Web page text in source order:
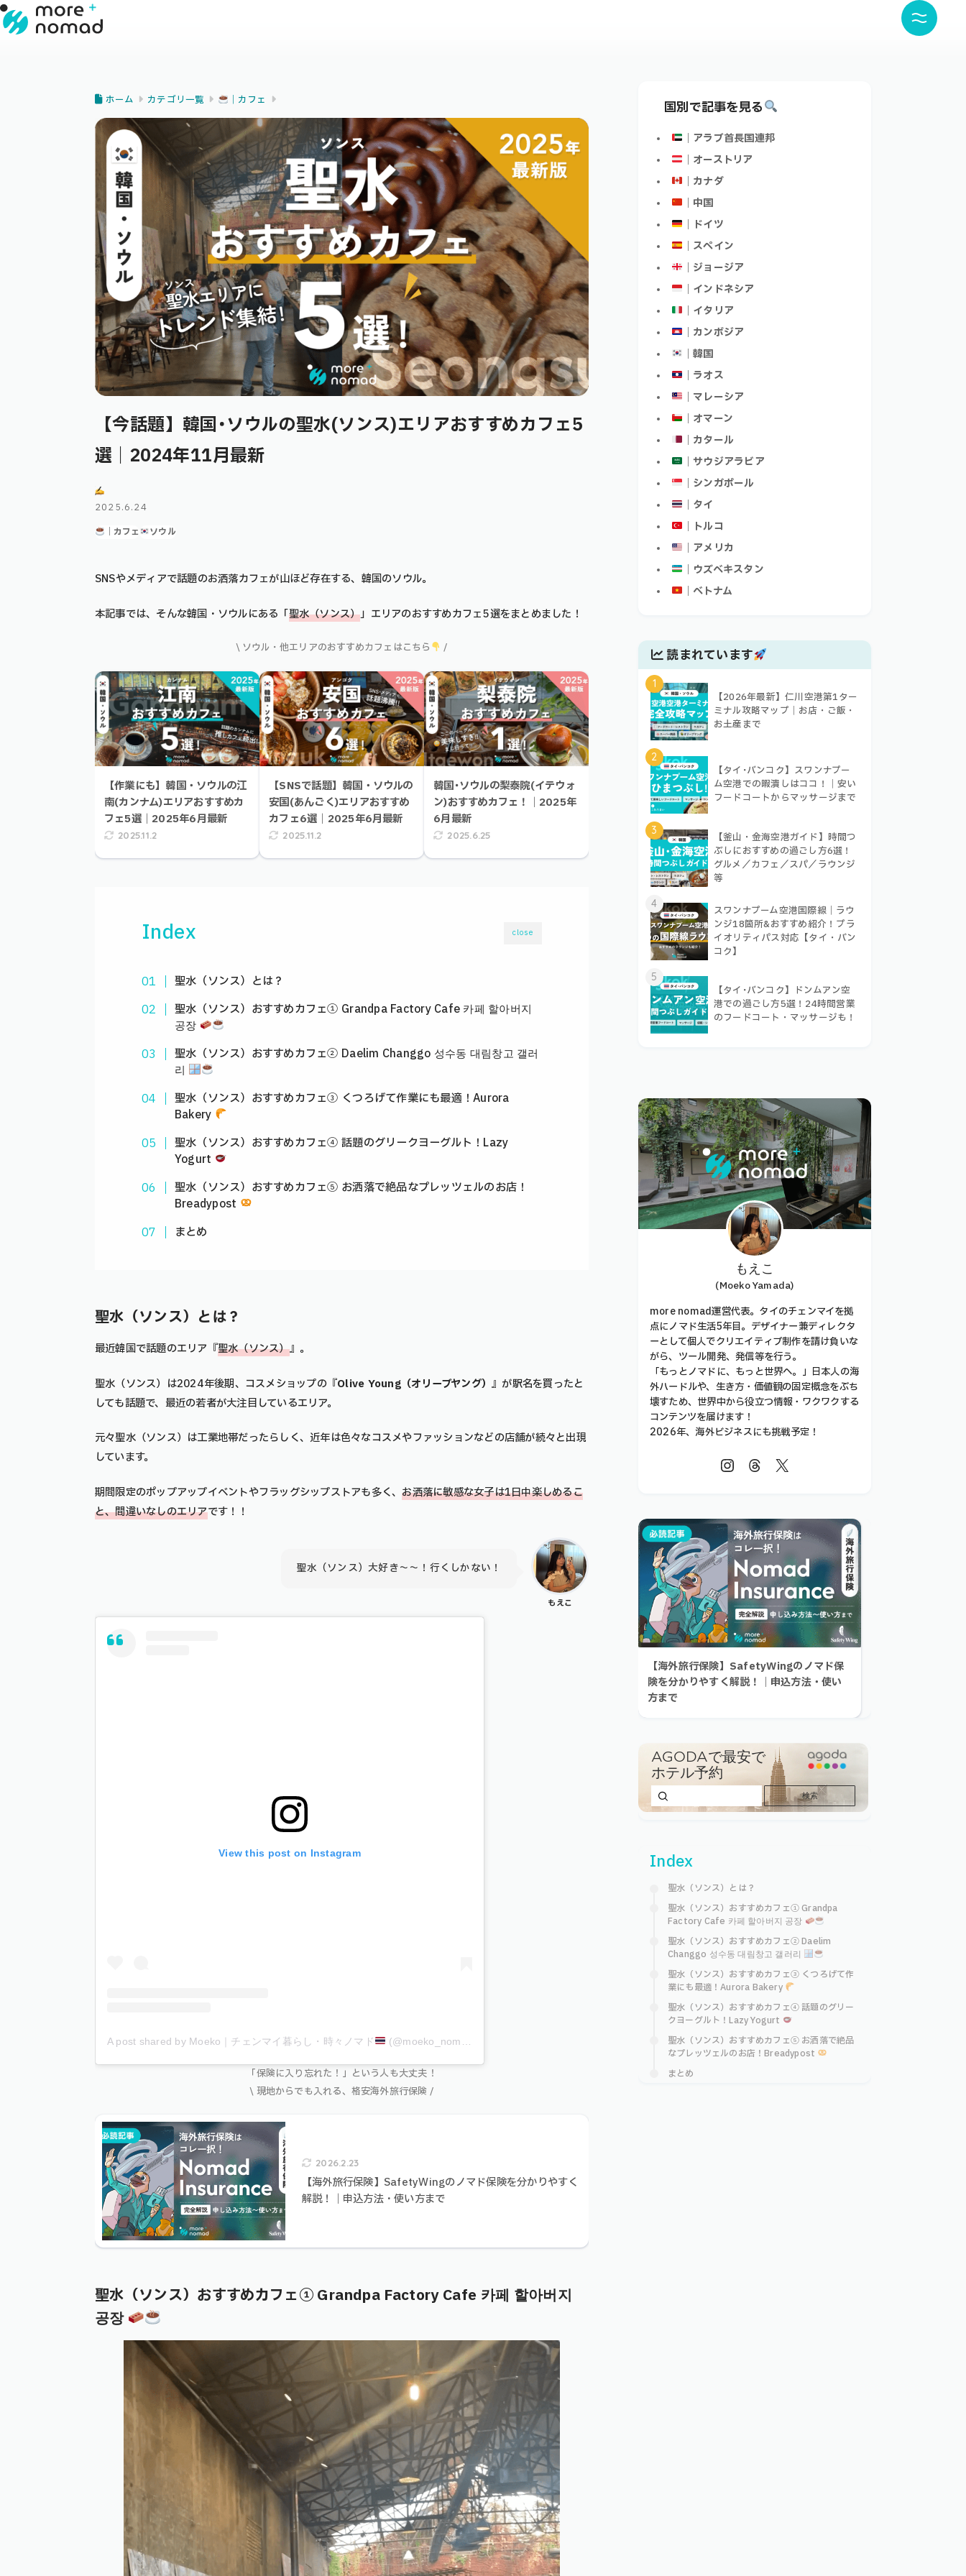
ホーム カテゴリ一覧 ｜カフェ
【今話題】韓国･ソウルの聖水(ソンス)エリアおすすめカフェ5
選｜2024年11月最新
2025.6.24
｜カフェ
ソウル
SNSやメディアで話題のお洒落カフェが山ほど存在する、韓国のソウル。
本記事では、そんな韓国・ソウルにある「聖水（ソンス）」エリアのおすすめカフェ5選をまとめました！
\ ソウル・他エリアのおすすめカフェはこちら /
【作業にも】韓国・ソウルの江
南(カンナム)エリアおすすめカ
フェ5選｜2025年6月最新
2025.11.2
【SNSで話題】韓国・ソウルの
安国(あんごく)エリアおすすめ
カフェ6選｜2025年6月最新
2025.11.2
韓国･ソウルの梨泰院(イテウォ
ン)おすすめカフェ！｜2025年
6月最新
2025.6.25
close
Index
聖水（ソンス）とは？
聖水（ソンス）おすすめカフェ① Grandpa Factory Cafe 카페 할아버지
공장
聖水（ソンス）おすすめカフェ② Daelim Changgo 성수동 대림창고 갤러
리
聖水（ソンス）おすすめカフェ③ くつろげて作業にも最適！Aurora
Bakery
聖水（ソンス）おすすめカフェ④ 話題のグリークヨーグルト！Lazy
Yogurt
聖水（ソンス）おすすめカフェ⑤ お洒落で絶品なプレッツェルのお店！
Breadypost
まとめ
聖水（ソンス）とは？
最近韓国で話題のエリア『聖水（ソンス）』。
聖水（ソンス） は2024年後期、コスメショップの『Olive Young（オリーブヤング）』が駅名を買ったと
しても話題で、最近の若者が大注目しているエリア。
元々聖水（ソンス）は工業地帯だったらしく、近年は色々なコスメやファッションなどの店舗が続々と出現
しています。
期間限定のポップアップイベントやフラッグシップストアも多く、お洒落に敏感な女子は1日中楽しめるこ
と、間違いなしのエリアです！！
もえこ
聖水（ソンス）大好き〜〜！行くしかない！
View this post on Instagram
A post shared by Moeko｜チェンマイ暮らし・時々ノマド (@moeko_nomad)
「保険に入り忘れた！」という人も大丈夫！
\ 現地からでも入れる、格安海外旅行保険 /
2026.2.23
【海外旅行保険】SafetyWingのノマド保険を分かりやすく
解説！｜申込方法・使い方まで
聖水（ソンス）おすすめカフェ① Grandpa Factory Cafe 카페 할아버지
공장
国別で記事を見る
｜アラブ首長国連邦
｜オーストリア
｜カナダ
｜中国
｜ドイツ
｜スペイン
｜ジョージア
｜インドネシア
｜イタリア
｜カンボジア
｜韓国
｜ラオス
｜マレーシア
｜オマーン
｜カタール
｜サウジアラビア
｜シンガポール
｜タイ
｜トルコ
｜アメリカ
｜ウズベキスタン
｜ベトナム
読まれています
1
【2026年最新】仁川空港第1ター
ミナル攻略マップ｜お店・ご飯・
お土産まで
2
【タイ･バンコク】スワンナプー
ム空港での暇潰しはココ！｜安い
フードコートからマッサージまで
3
【釜山・金海空港ガイド】時間つ
ぶしにおすすめの過ごし方6選！
グルメ／カフェ／スパ／ラウンジ
等
4
スワンナプーム空港国際線｜ラウ
ンジ18箇所&おすすめ紹介！プラ
イオリティパス対応【タイ・バン
コク】
5
【タイ･バンコク】ドンムアン空
港での過ごし方5選！24時間営業
のフードコート・マッサージも！
もえこ
(Moeko Yamada)
more nomad運営代表。タイのチェンマイを拠
点にノマド生活5年目。デザイナー兼ディレクタ
ーとして個人でクリエイティブ制作を請け負いな
がら、ツール開発、発信等を行う。
「もっとノマドに、もっと世界へ。」日本人の海
外ハードルや、生き方・価値観の固定概念をぶち
壊すため、世界中から役立つ情報・ワクワクする
コンテンツを届けます！
2026年、海外ビジネスにも挑戦予定！
【海外旅行保険】SafetyWingのノマド保
険を分かりやすく解説！｜申込方法・使い
方まで
Index
聖水（ソンス）とは？
聖水（ソンス）おすすめカフェ① Grandpa
Factory Cafe 카페 할아버지 공장
聖水（ソンス）おすすめカフェ② Daelim
Changgo 성수동 대림창고 갤러리
聖水（ソンス）おすすめカフェ③ くつろげて作
業にも最適！Aurora Bakery
聖水（ソンス）おすすめカフェ④ 話題のグリー
クヨーグルト！Lazy Yogurt
聖水（ソンス）おすすめカフェ⑤ お洒落で絶品
なプレッツェルのお店！Breadypost
まとめ